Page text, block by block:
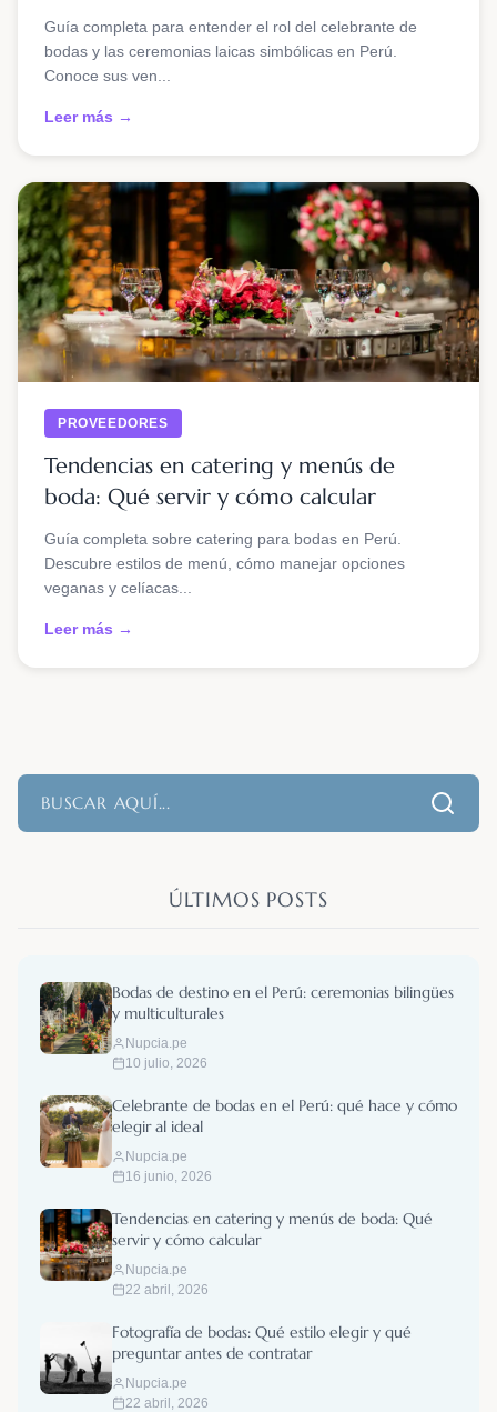
Guía completa para entender el rol del celebrante de
bodas y las ceremonias laicas simbólicas en Perú.
Conoce sus ven...
Leer más →
PROVEEDORES
Tendencias en catering y menús de
boda: Qué servir y cómo calcular
Guía completa sobre catering para bodas en Perú.
Descubre estilos de menú, cómo manejar opciones
veganas y celíacas...
Leer más →
ÚLTIMOS POSTS
Bodas de destino en el Perú: ceremonias bilingües
y multiculturales
Nupcia.pe
10 julio, 2026
Celebrante de bodas en el Perú: qué hace y cómo
elegir al ideal
Nupcia.pe
16 junio, 2026
Tendencias en catering y menús de boda: Qué
servir y cómo calcular
Nupcia.pe
22 abril, 2026
Fotografía de bodas: Qué estilo elegir y qué
preguntar antes de contratar
Nupcia.pe
22 abril, 2026